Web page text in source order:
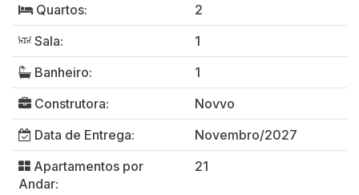
Quartos:
2
Sala:
1
Banheiro:
1
Construtora:
Novvo
Data de Entrega:
Novembro/2027
Apartamentos por
Andar:
21